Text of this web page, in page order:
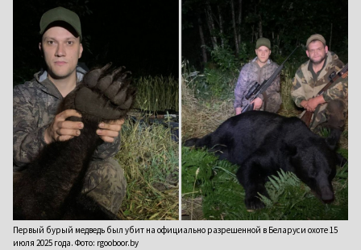
Первый бурый медведь был убит на официально разрешенной в Беларуси охоте 15
июля 2025 года. Фото: rgooboor.by